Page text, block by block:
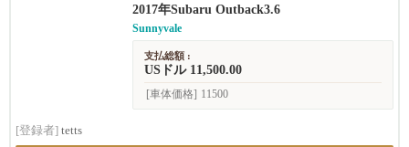
2017年Subaru Outback3.6
Sunnyvale
支払総額 :
USドル 11,500.00
[車体価格] 11500
[登録者] tetts